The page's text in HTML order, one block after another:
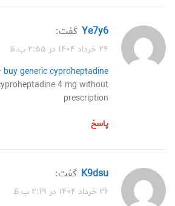
ye7y6 گفت:
۲۴ خرداد ۱۴۰۴ در ۲:۵۵ ب.ظ
buy generic cyproheptadine
4 mg without
prescription
پاسخ
k9dsu گفت:
۲۶ خرداد ۱۴۰۴ در ۲:۱۹ ب.ظ